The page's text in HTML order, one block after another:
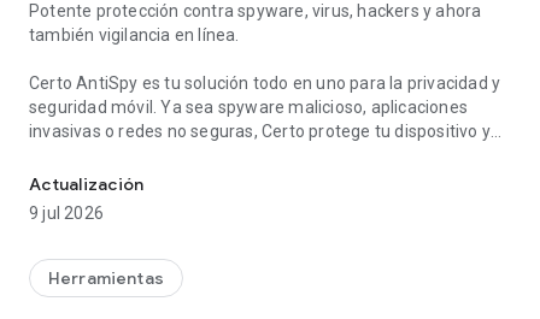
Potente protección contra spyware, virus, hackers y ahora
también vigilancia en línea.
Certo AntiSpy es tu solución todo en uno para la privacidad y
seguridad móvil. Ya sea spyware malicioso, aplicaciones
invasivas o redes no seguras, Certo protege tu dispositivo y
Únete a millones de personas que confían en Certo para
detectar y eliminar amenazas, proteger su privacidad y
Funciones principales:
Actualización
9 jul 2026
Herramientas